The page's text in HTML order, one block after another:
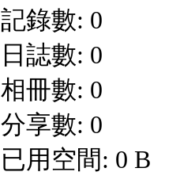
記錄數: 0
日誌數: 0
相冊數: 0
分享數: 0
已用空間: 0 B